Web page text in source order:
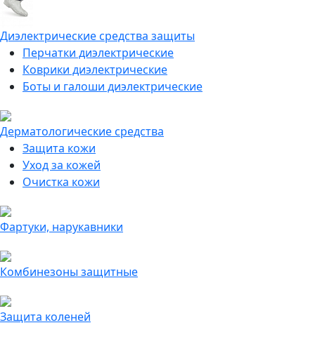
Диэлектрические средства защиты
Перчатки диэлектрические
Коврики диэлектрические
Боты и галоши диэлектрические
Дерматологические средства
Защита кожи
Уход за кожей
Очистка кожи
Фартуки, нарукавники
Комбинезоны защитные
Защита коленей